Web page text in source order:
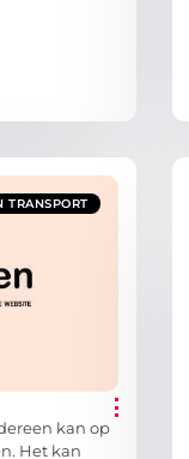
TRANSPORT
kan op
Het kan